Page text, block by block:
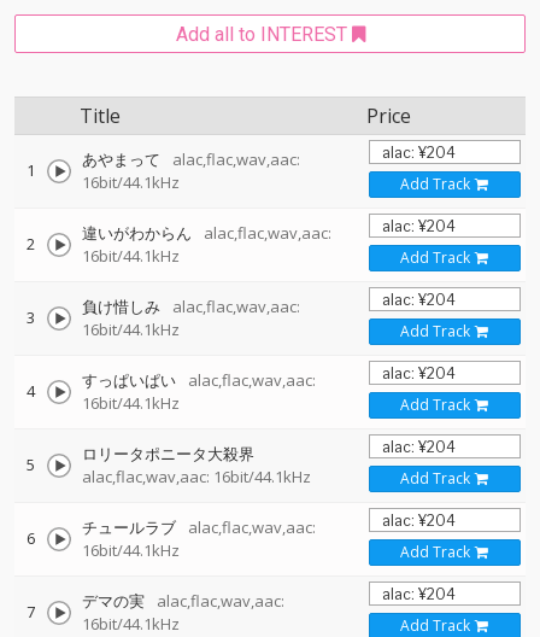
Add all to INTEREST
Title Price
1 あやまって
alac,flac,wav,aac:
16bit/44.1kHz
Add Track
2 違いがわからん
alac,flac,wav,aac:
16bit/44.1kHz
Add Track
3 負け惜しみ
alac,flac,wav,aac:
16bit/44.1kHz
Add Track
4 すっぱいぱい
alac,flac,wav,aac:
16bit/44.1kHz
Add Track
5
ロリータポニータ大殺界
alac,flac,wav,aac: 16bit/44.1kHz
Add Track
6 チュールラブ
alac,flac,wav,aac:
16bit/44.1kHz
Add Track
7 デマの実
alac,flac,wav,aac:
16bit/44.1kHz
Add Track